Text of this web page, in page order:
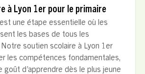
à Lyon 1er pour le primaire
est une étape essentielle où les
les bases de tous les
soutien scolaire à Lyon 1er
les compétences fondamentales,
goût d’apprendre dès le plus jeune